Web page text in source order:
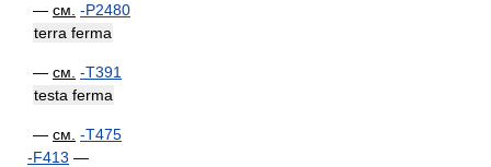
— см. -P2480
terra ferma
— см. -T391
testa ferma
— см. -T475
-F413 —